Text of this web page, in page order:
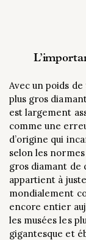
Avec un poids
plus gros
est largement
comme une
d’origine qui
selon les normes
gros diamant de
appartient à
mondialement
encore entier
les musées les
gigantesque et